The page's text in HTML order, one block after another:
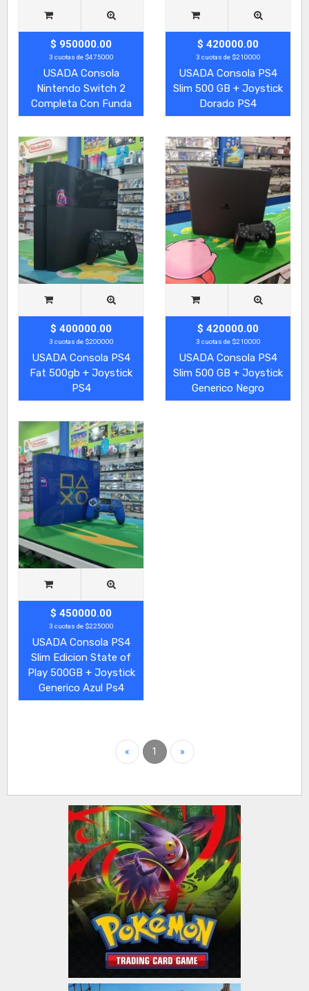
$ 950000.00
3 cuotas de $475000
USADA Consola
Nintendo Switch 2
Completa Con Funda
$ 420000.00
3 cuotas de $210000
USADA Consola PS4
Slim 500 GB + Joystick
Dorado PS4
$ 400000.00
3 cuotas de $200000
USADA Consola PS4
Fat 500gb + Joystick
PS4
$ 420000.00
3 cuotas de $210000
USADA Consola PS4
Slim 500 GB + Joystick
Generico Negro
$ 450000.00
3 cuotas de $225000
USADA Consola PS4
Slim Edicion State of
Play 500GB + Joystick
Generico Azul Ps4
« 1 »